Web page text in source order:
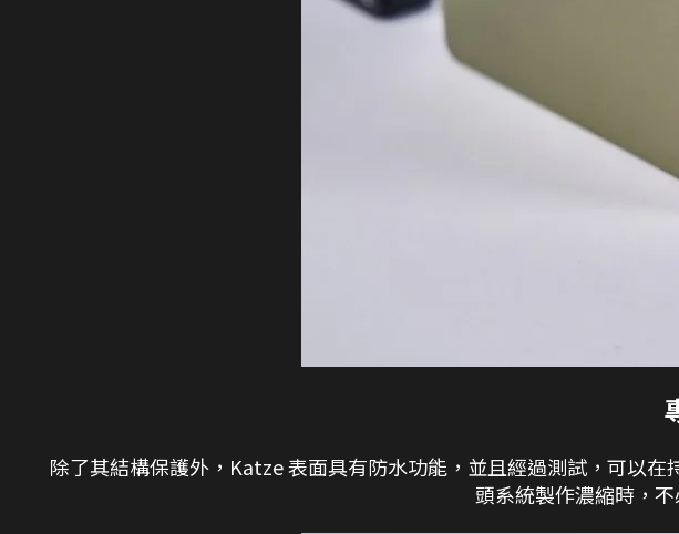
除了其結構保護外，Katze 表面具有防水功能，並且經過測試，可以
頭系統製作濃縮時，